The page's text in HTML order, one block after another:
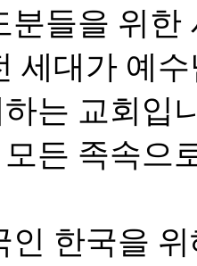
분들을 위한
세대가 예
는 교회입
든 족속으
인 한국을